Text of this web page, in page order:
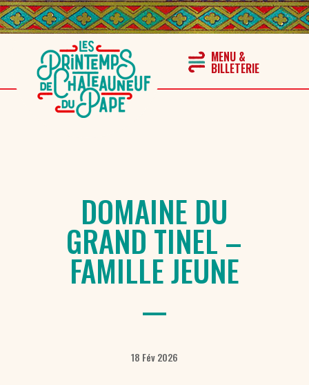
DOMAINE DU
GRAND TINEL –
FAMILLE JEUNE
18 Fév 2026